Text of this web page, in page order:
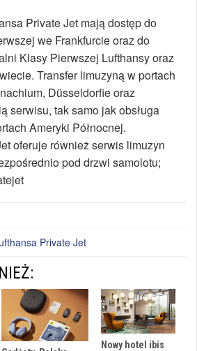
Private Jet mają dostęp do
we Frankfurcie oraz do
Klasy Pierwszej Lufthansy oraz
Transfer limuzyną w portach
Düsseldorfie oraz
serwisu, tak samo jak obsługa
Ameryki Północnej.
oferuje również serwis limuzyn
pod drzwi samolotu;
Private Jet
Nowy hotel ibis